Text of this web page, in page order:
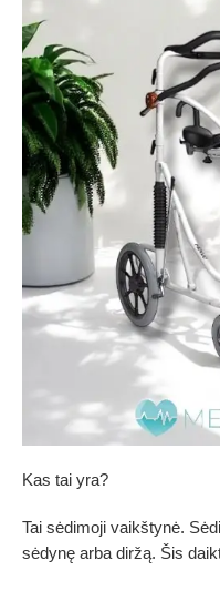
Kas tai yra?
Tai sėdimoji vaikštynė.
sėdynę arba diržą. Šis